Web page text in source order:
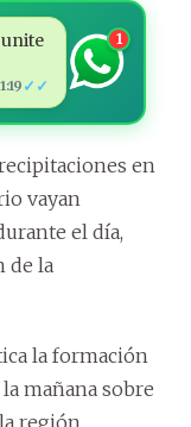
unite
✓✓
1
en
vayan
el día,
de la
la formación
mañana sobre
región